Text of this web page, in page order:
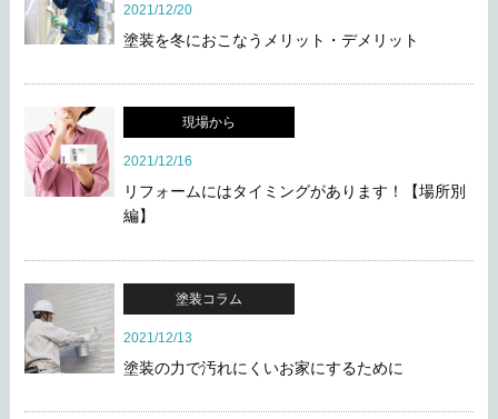
2021/12/20
塗装を冬におこなうメリット・デメリット
現場から
2021/12/16
リフォームにはタイミングがあります！【場所別
編】
塗装コラム
2021/12/13
塗装の力で汚れにくいお家にするために